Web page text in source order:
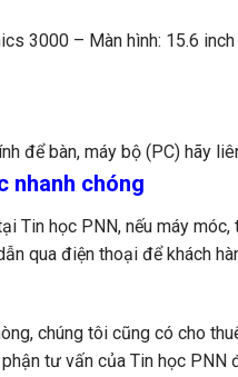
3000 – Màn hình: 15.6 inch
để bàn, máy bộ (PC) hãy
nhanh chóng
Tin học PNN, nếu máy
qua điện thoại để khách
chúng tôi cũng có cho
tư vấn của Tin học PNN